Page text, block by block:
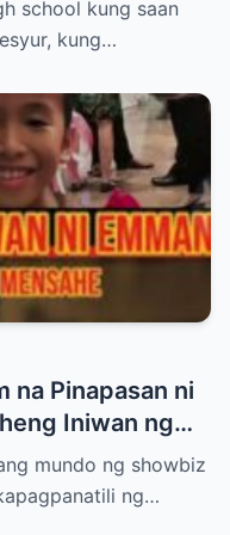
hindi
at ilang kaso
na
sa buhay. Ang
higit pa sa
ang
nangyaring
at matalas
nanood. Ayon
panayam,
ako ng
Para akong
ko gusto
kong malaman
school kung saan
kung…
na Pinapasan ni
Iniwan ng
mundo ng showbiz
ng…